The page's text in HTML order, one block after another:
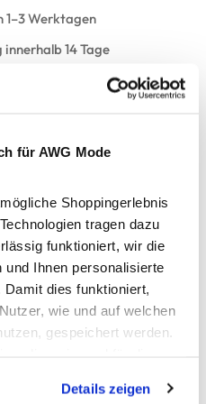
für AWG Mode
Shoppingerlebnis
tragen dazu
funktioniert, wir die
und Ihnen personalisierte
dies funktioniert,
wie und auf welchen
gespeichert werden.
der Webseite auf jeden
Details zeigen
1–3 Werktagen
14 Tage
in Ihre Wunschfiliale
hinzufügen
Kunstleder
Grinario Sports
Kunstleder
Fleece